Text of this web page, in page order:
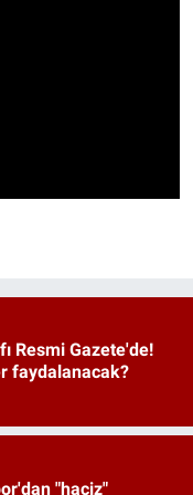
Resmi Gazete'de!
faydalanacak?
"haciz"